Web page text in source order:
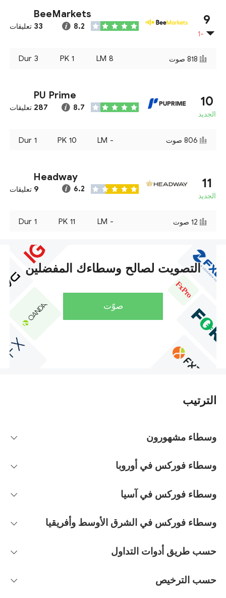
9
-1
BeeMarkets
8.2
33 تعليقات
818 صوت 8
LM
1
PK
3
Dur
10
الجديد
PU Prime
8.7
287 تعليقات
806 صوت -
LM
10
PK
1
Dur
11
الجديد
Headway
6.2
9 تعليقات
12 صوت -
LM
11
PK
1
Dur
التصويت لصالح وسطاءك المفضلين
صوّت
الترتيب
وسطاء مشهورون
وسطاء فوركس في أوروبا
وسطاء فوركس في آسيا
وسطاء فوركس في الشرق الأوسط وأفريقيا
حسب طريق أدوات التداول
حسب الترخيص